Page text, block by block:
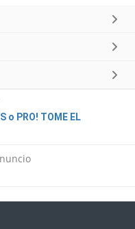
o PRO! TOME EL